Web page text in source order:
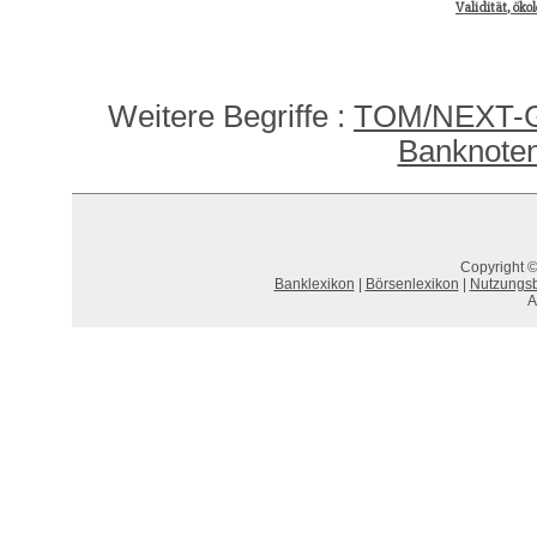
Validität,
Weitere Begriffe : TOM/NEXT-
Copyright
Banklexikon
Börsenlexikon